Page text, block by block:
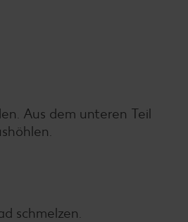
Aus dem unteren Teil
schmelzen.